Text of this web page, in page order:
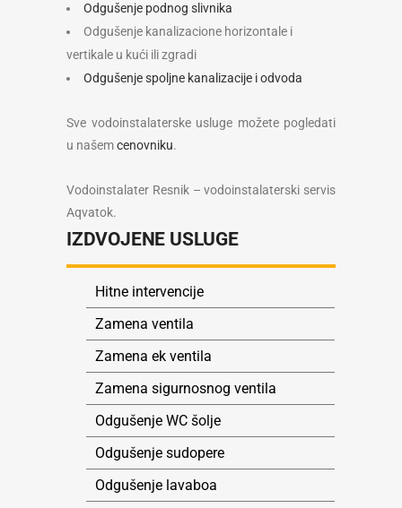
Odgušenje podnog slivnika
Odgušenje kanalizacione horizontale i
vertikale u kući ili zgradi
Odgušenje spoljne kanalizacije i odvoda
Sve vodoinstalaterske usluge možete pogledati
u našemcenovniku.
Vodoinstalater Resnik – vodoinstalaterski servis
Aqvatok.
IZDVOJENE USLUGE
Hitne intervencije
Zamena ventila
Zamena ek ventila
Zamena sigurnosnog ventila
Odgušenje WC šolje
Odgušenje sudopere
Odgušenje lavaboa